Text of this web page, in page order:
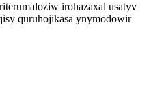
irohazaxal usatyv
quruhojikasa ynymodowir